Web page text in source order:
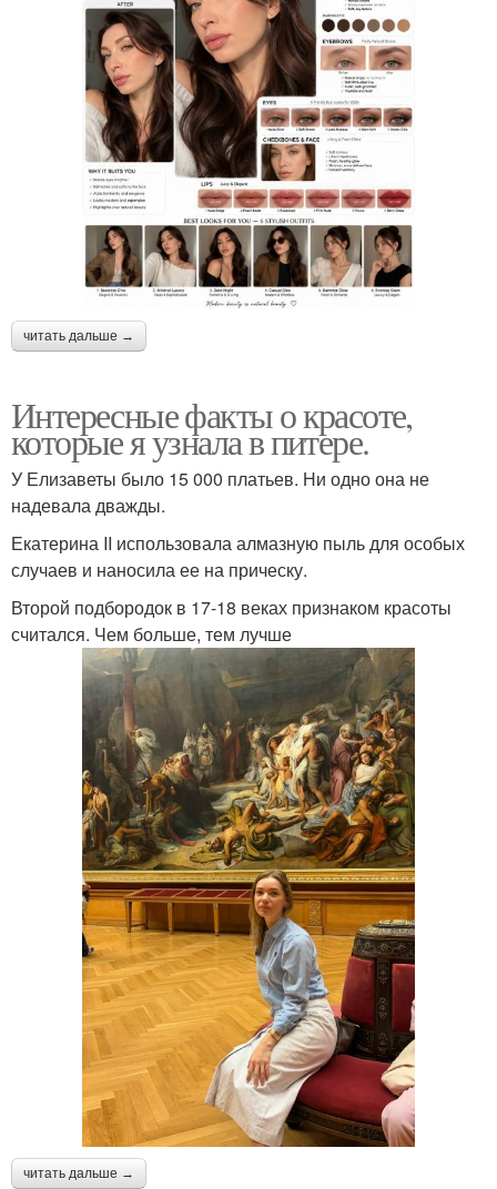
читать дальше →
Интересные факты о красоте,
которые я узнала в питере.
У Елизаветы было 15 000 платьев. Ни одно она не
надевала дважды.
Екатерина II использовала алмазную пыль для особых
случаев и наносила ее на прическу.
Второй подбородок в 17-18 веках признаком красоты
считался. Чем больше, тем лучше
читать дальше →